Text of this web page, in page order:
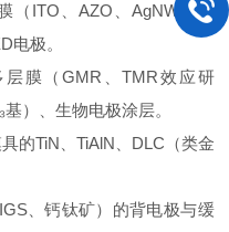
ITO、AZO、AgNW复合
电极。
膜（GMR、TMR效应研
）、生物电极涂层。
TiN、TiAlN、DLC（类金
、钙钛矿）的背电极与缓